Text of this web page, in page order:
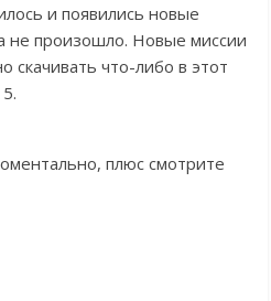
и появились новые
не произошло. Новые миссии
скачивать что-либо в этот
плюс смотрите